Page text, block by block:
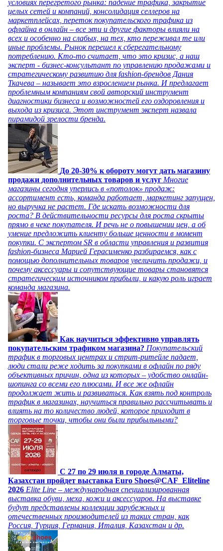
условиях перегретого рынка: падение трафика, закрытие
целых сетей и компаний, консолидация селлеров на
маркетплейсах, переток покупательского трафика из
офлайна в онлайн – все эти и другие факторы влияли на
всех и особенно на слабых, на тех, кто переживал те или
иные проблемы. Рынок перешел к сберегательному
потреблению. Кто-то считает, что это кризис, а наш
эксперт - бизнес-консультант по управлению продажами и
стратегическому развитию для fashion-брендов Дания
Ткачева – называет это взрослением рынка. И предлагает
проблемным компаниям свой авторский инструмент
диагностики бизнеса и возможностей его оздоровления и
выхода из кризиса. Этот инструмент эксперт назвала
пирамидой зрелости бренда.
До 20-30% к обороту могут дать магазину
продажи дополнительных товаров и услуг Многие
магазины сегодня уперлись в «потолок» продаж:
ассортимент есть, команда работает, маркетинг запущен,
но выручка не растет. Где искать возможности для
роста? В действительности ресурсы для роста скрыты
прямо в чеке покупателя. И речь не о повышении цен, а об
умение предложить клиенту больше ценности в момент
покупки. С экспертом SR в области управления и развития
fashion-бизнеса Марией Герасименко разбираемся, как с
помощью дополнительных товаров увеличить продажи, и
почему аксессуары и сопутствующие товары становятся
стратегическим источником прибыли, и какую роль играет
команда магазина.
Как научиться эффективно управлять
покупательским трафиком магазина? Покупательский
трафик в торговых центрах и стрит-ритейле падает,
люди стали реже ходить за покупками в офлайн по ряду
объективных причин, одна из которых – удобство онлайн-
шопинга со всеми его плюсами. И все же офлайн
продолжает жить и развиваться. Как взять под контроль
трафик в магазинах, научиться правильно рассчитывать и
влиять на то количество людей, которое приходит в
торговые точки, чтобы они были прибыльными?
C 27 по 29 июля в городе Алматы,
Казахстан пройдет выставка Euro Shoes@CAF_Eliteline
2026 Elite Line – международная специализированная
выставка обуви, меха, кожи и аксессуаров. На выставке
будут представлены коллекции зарубежных и
отечественных производителей из таких стран, как
Россия, Турция, Германия, Италия, Казахстан и др.